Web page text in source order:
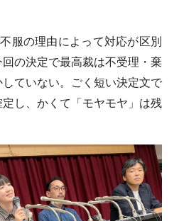
服の理由によって対応が区別
の決定で最高裁は不受理・棄
ていない。ごく短い決定文で
し、かくて「モヤモヤ」は残